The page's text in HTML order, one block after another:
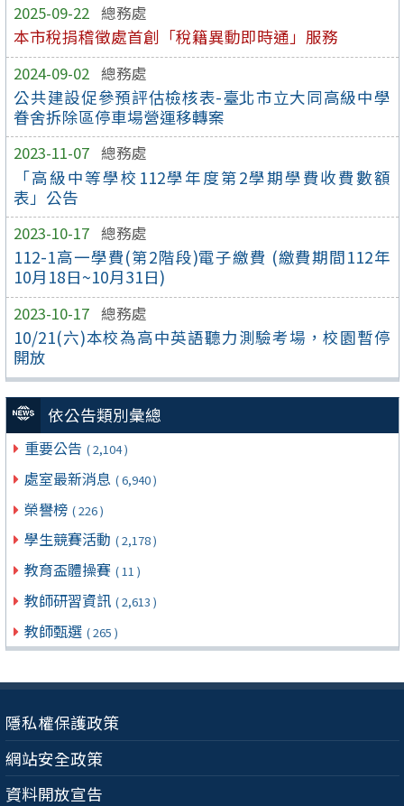
2025-09-22 總務處
本市稅捐稽徵處首創「稅籍異動即時通」服務
2024-09-02 總務處
公共建設促參預評估檢核表-臺北市立大同高級中學
眷舍拆除區停車場營運移轉案
2023-11-07 總務處
「高級中等學校112學年度第2學期學費收費數額
表」公告
2023-10-17 總務處
112-1高一學費(第2階段)電子繳費 (繳費期間112年
10月18日~10月31日)
2023-10-17 總務處
10/21(六)本校為高中英語聽力測驗考場，校園暫停
開放
依公告類別彙總
重要公告 ( 2,104 )
處室最新消息 ( 6,940 )
榮譽榜 ( 226 )
學生競賽活動 ( 2,178 )
教育盃體操賽 ( 11 )
教師研習資訊 ( 2,613 )
教師甄選 ( 265 )
隱私權保護政策
網站安全政策
資料開放宣告